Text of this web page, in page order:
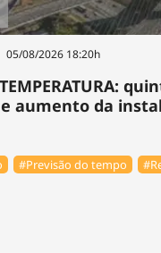
05/08/2026 18:20h
aumento da
#Previsão do tempo